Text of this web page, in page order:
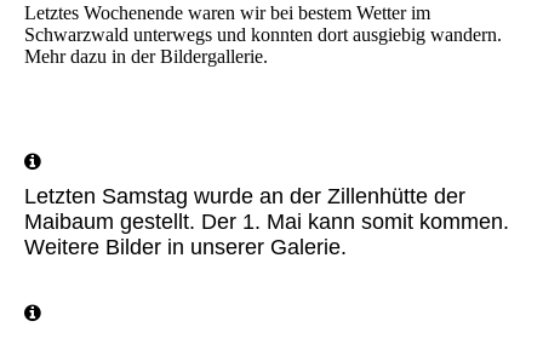
Letztes Wochenende waren wir bei bestem Wetter im
Schwarzwald unterwegs und konnten dort ausgiebig wandern.
Mehr dazu in der Bildergallerie.
Letzten Samstag wurde an der Zillenhütte der
Maibaum gestellt. Der 1. Mai kann somit kommen.
Weitere Bilder in unserer Galerie.